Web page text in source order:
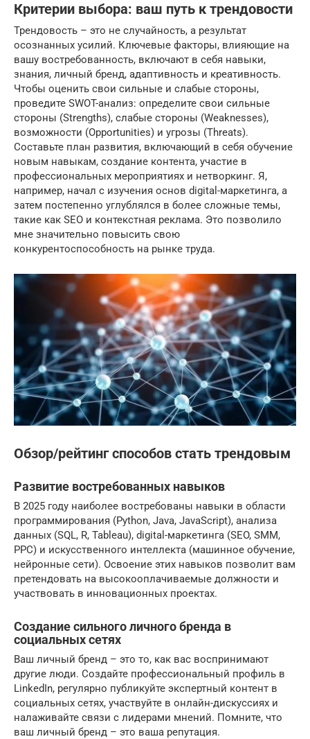
Критерии выбора: ваш путь к трендовости
Трендовость – это не случайность, а результат
осознанных усилий. Ключевые факторы, влияющие на
вашу востребованность, включают в себя навыки,
знания, личный бренд, адаптивность и креативность.
Чтобы оценить свои сильные и слабые стороны,
проведите SWOT-анализ: определите свои сильные
стороны (Strengths), слабые стороны (Weaknesses),
возможности (Opportunities) и угрозы (Threats).
Составьте план развития, включающий в себя обучение
новым навыкам, создание контента, участие в
профессиональных мероприятиях и нетворкинг. Я,
например, начал с изучения основ digital-маркетинга, а
затем постепенно углублялся в более сложные темы,
такие как SEO и контекстная реклама. Это позволило
мне значительно повысить свою
конкурентоспособность на рынке труда.
Обзор/рейтинг способов стать трендовым
Развитие востребованных навыков
В 2025 году наиболее востребованы навыки в области
программирования (Python, Java, JavaScript), анализа
данных (SQL, R, Tableau), digital-маркетинга (SEO, SMM,
PPC) и искусственного интеллекта (машинное обучение,
нейронные сети). Освоение этих навыков позволит вам
претендовать на высокооплачиваемые должности и
участвовать в инновационных проектах.
Создание сильного личного бренда в
социальных сетях
Ваш личный бренд – это то, как вас воспринимают
другие люди. Создайте профессиональный профиль в
LinkedIn, регулярно публикуйте экспертный контент в
социальных сетях, участвуйте в онлайн-дискуссиях и
налаживайте связи с лидерами мнений. Помните, что
ваш личный бренд – это ваша репутация.